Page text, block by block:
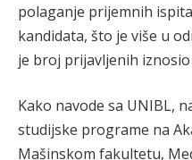
polaganje prijemnih
kandidata, što je više u
je broj prijavljenih iznosio
Kako navode sa UNIBL,
studijske programe na
Mašinskom fakultetu,